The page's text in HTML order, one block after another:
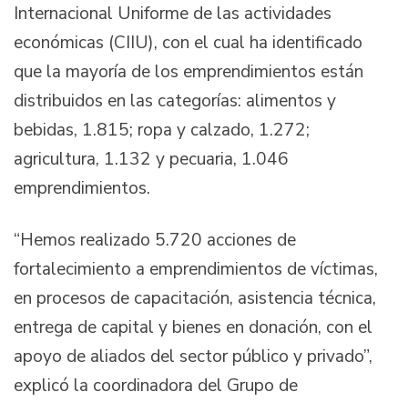
Internacional Uniforme de las actividades
económicas (CIIU), con el cual ha identificado
que la mayoría de los emprendimientos están
distribuidos en las categorías: alimentos y
bebidas, 1.815; ropa y calzado, 1.272;
agricultura, 1.132 y pecuaria, 1.046
emprendimientos.
“Hemos realizado 5.720 acciones de
fortalecimiento a emprendimientos de víctimas,
en procesos de capacitación, asistencia técnica,
entrega de capital y bienes en donación, con el
apoyo de aliados del sector público y privado”,
explicó la coordinadora del Grupo de